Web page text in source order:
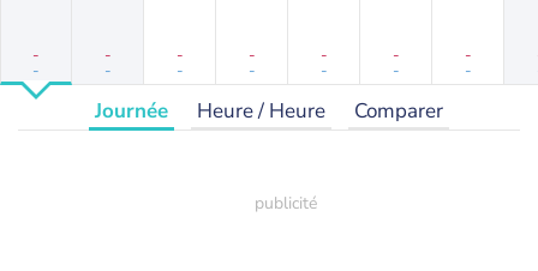
-
-
-
-
-
-
-
-
-
-
-
-
-
-
Journée Heure / Heure Comparer